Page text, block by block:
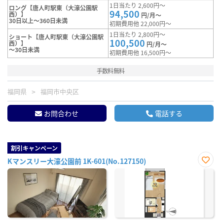
ロング【唐人町駅東（大濠公園駅
西）】
30日以上～360日未満
1日当たり 2,600円～
94,500 円/月～
初期費用他 22,000円～
ショート【唐人町駅東（大濠公園駅
西）】
～30日未満
1日当たり 2,800円～
100,500 円/月～
初期費用他 16,500円～
手数料無料
福岡県 福岡市中央区
お問合わせ 電話する
割引キャンペーン
Kマンスリー大濠公園前 1K-601(No.127150)
お気